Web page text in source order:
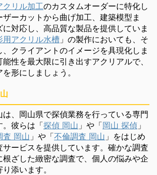
クリル加工のカスタムオーダーに特化し
ーカットから曲げ加工、建築模型ま
対応し、高品質な製品を提供していま
用アクリル水槽 」の製作においても、そ
クライアントのイメージを具現化しま
性を最大限に引き出すアクリアルで、
形にしましょう。
、岡山県で探偵業務を行っている専門
。彼らは「探偵 岡山 」や「岡山 探偵 」
査 岡山 」や「不倫調査 岡山 」をはじめ
サービスを提供しています。確かな調査
ざした緻密な調査で、個人の悩みや企
添います。